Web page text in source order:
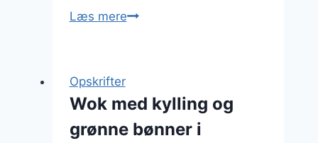
Læs mereWok
sojasauce
Opskrifter
Wok med kylling og
grønne bønner i